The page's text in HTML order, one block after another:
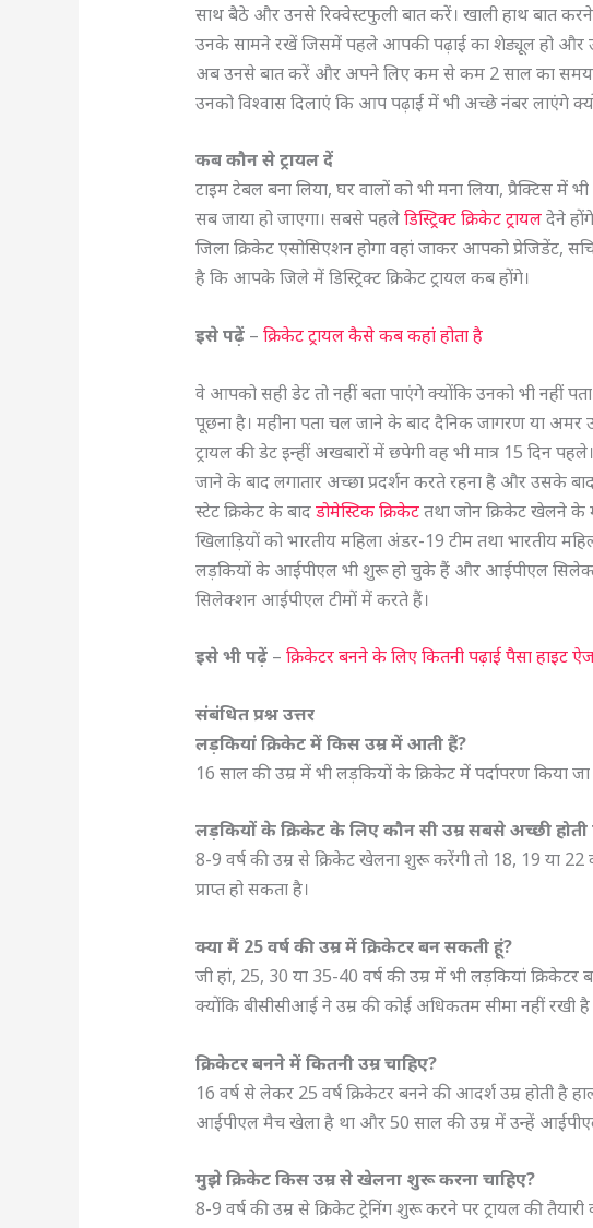
साथ बैठे और उनसे रिक्वेस्टफुली बात करें। खाली हाथ बात
उनके सामने रखें जिसमें पहले आपकी पढ़ाई का शेड्यूल हो और
अब उनसे बात करें और अपने लिए कम से कम 2 साल का समय
उनको विश्वास दिलाएं कि आप पढ़ाई में भी अच्छे नंबर लाएंगे
कब कौन से ट्रायल दें
टाइम टेबल बना लिया, घर वालों को भी मना लिया, प्रैक्टिस में
सब जाया हो जाएगा। सबसे पहलेडिस्ट्रिक्ट क्रिकेट ट्रायलदेने
जिला क्रिकेट एसोसिएशन होगा वहां जाकर आपको प्रेजिडेंट,
है कि आपके जिले में डिस्ट्रिक्ट क्रिकेट ट्रायल कब होंगे।
इसे पढ़ें– क्रिकेट ट्रायल कैसे कब कहां होता है
वे आपको सही डेट तो नहीं बता पाएंगे क्योंकि उनको भी नहीं
पूछना है। महीना पता चल जाने के बाद दैनिक जागरण या
ट्रायल की डेट इन्हीं अखबारों में छपेगी वह भी मात्र 15 दिन
जाने के बाद लगातार अच्छा प्रदर्शन करते रहना है और उसके
स्टेट क्रिकेट के बादडोमेस्टिक क्रिकेटतथा जोन क्रिकेट खेलने के
खिलाड़ियों को भारतीय महिला अंडर-19 टीम तथा भारतीय
लड़कियों के आईपीएल भी शुरू हो चुके हैं और आईपीएल
सिलेक्शन आईपीएल टीमों में करते हैं।
इसे भी पढ़ें – क्रिकेटर बनने के लिए कितनी पढ़ाई पैसा हाइट
संबंधित प्रश्न उत्तर
लड़कियां क्रिकेट में किस उम्र में आती हैं?
16 साल की उम्र में भी लड़कियों के क्रिकेट में पर्दापरण किया
लड़कियों के क्रिकेट के लिए कौन सी उम्र सबसे अच्छी होती
8-9 वर्ष की उम्र से क्रिकेट खेलना शुरू करेंगी तो 18, 19 या 22
प्राप्त हो सकता है।
क्या मैं 25 वर्ष की उम्र में क्रिकेटर बन सकती हूं?
जी हां, 25, 30 या 35-40 वर्ष की उम्र में भी लड़कियां
क्योंकि बीसीसीआई ने उम्र की कोई अधिकतम सीमा नहीं रखी है।
क्रिकेटर बनने में कितनी उम्र चाहिए?
16 वर्ष से लेकर 25 वर्ष क्रिकेटर बनने की आदर्श उम्र होती है
आईपीएल मैच खेला है था और 50 साल की उम्र में उन्हें
मुझे क्रिकेट किस उम्र से खेलना शुरू करना चाहिए?
8-9 वर्ष की उम्र से क्रिकेट ट्रेनिंग शुरू करने पर ट्रायल की